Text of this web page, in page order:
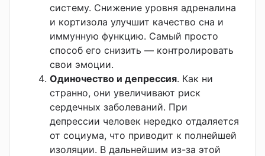
систему. Снижение уровня адреналина
и кортизола улучшит качество сна и
иммунную функцию. Самый просто
способ его снизить — контролировать
свои эмоции.
Одиночество и депрессия. Как ни
странно, они увеличивают риск
сердечных заболеваний. При
депрессии человек нередко отдаляется
от социума, что приводит к полнейшей
изоляции. В дальнейшим из-за этой